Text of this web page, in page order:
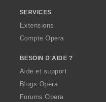
SERVICES
Extensions
Compte Opera
BESOIN D'AIDE ?
Aide et support
Blogs Opera
Forums Opera